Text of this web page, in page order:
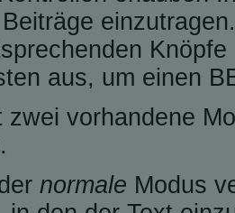
aus, um einen
zwei vorhandene
.
normale Modus